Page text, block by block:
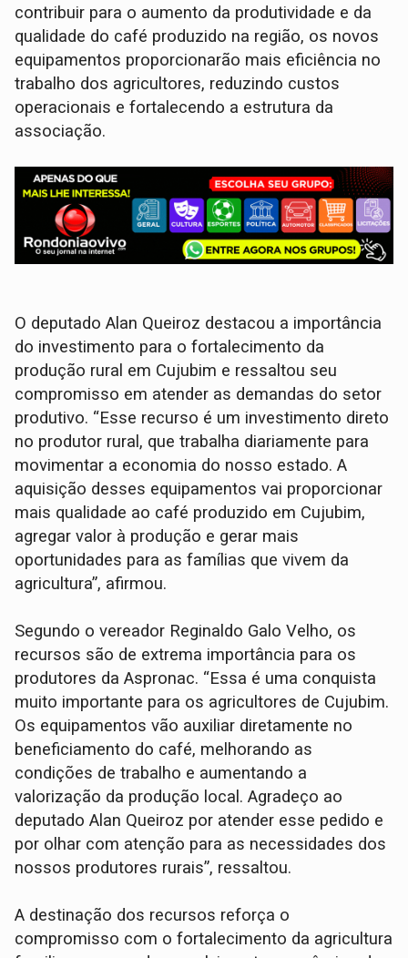
contribuir para o aumento da produtividade e da
qualidade do café produzido na região, os novos
equipamentos proporcionarão mais eficiência no
trabalho dos agricultores, reduzindo custos
operacionais e fortalecendo a estrutura da
associação.
O deputado Alan Queiroz destacou a importância
do investimento para o fortalecimento da
produção rural em Cujubim e ressaltou seu
compromisso em atender as demandas do setor
produtivo. “Esse recurso é um investimento direto
no produtor rural, que trabalha diariamente para
movimentar a economia do nosso estado. A
aquisição desses equipamentos vai proporcionar
mais qualidade ao café produzido em Cujubim,
agregar valor à produção e gerar mais
oportunidades para as famílias que vivem da
agricultura”, afirmou.
Segundo o vereador Reginaldo Galo Velho, os
recursos são de extrema importância para os
produtores da Aspronac. “Essa é uma conquista
muito importante para os agricultores de Cujubim.
Os equipamentos vão auxiliar diretamente no
beneficiamento do café, melhorando as
condições de trabalho e aumentando a
valorização da produção local. Agradeço ao
deputado Alan Queiroz por atender esse pedido e
por olhar com atenção para as necessidades dos
nossos produtores rurais”, ressaltou.
A destinação dos recursos reforça o
compromisso com o fortalecimento da agricultura